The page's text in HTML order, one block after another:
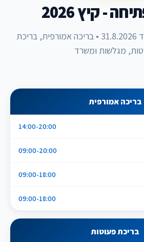
- קיץ 2026
החל מ-20.6.2026 ועד 31.8.2026 • בריכה אמורפית, בריכת
מגלשות ומשרד
בריכה אמורפית
14:00-20:00
09:00-20:00
09:00-18:00
09:00-18:00
בריכת פעוטות